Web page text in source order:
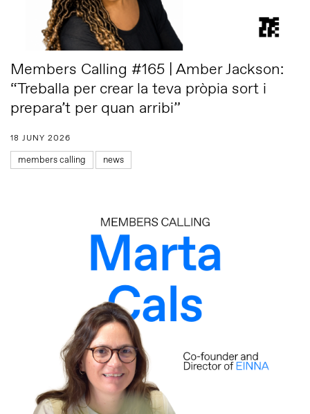
Members Calling #165 | Amber Jackson:
“Treballa per crear la teva pròpia sort i
prepara’t per quan arribi”
18 JUNY 2026
members calling news